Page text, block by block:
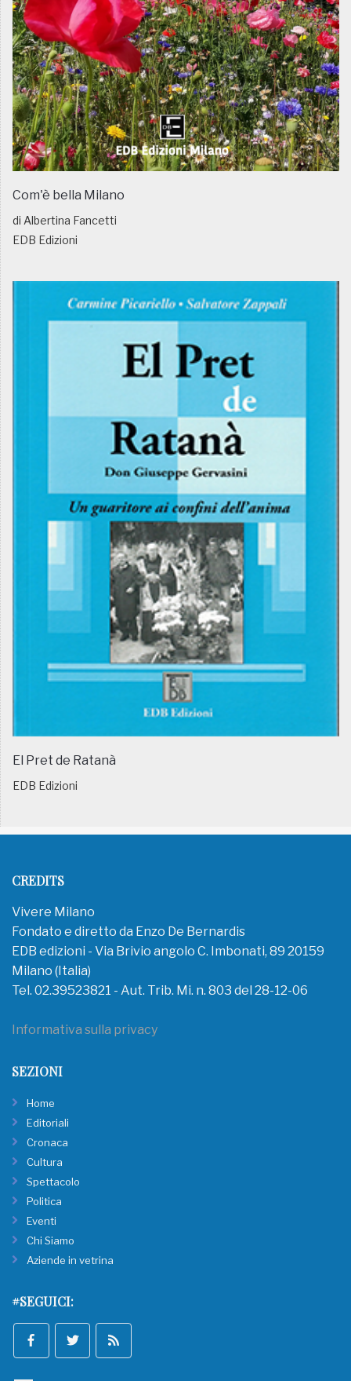
Com'è bella Milano
di Albertina Fancetti
EDB Edizioni
El Pret de Ratanà
EDB Edizioni
CREDITS
Vivere Milano
Fondato e diretto da Enzo De Bernardis
EDB edizioni - Via Brivio angolo C. Imbonati, 89 20159
Milano (Italia)
Tel. 02.39523821 - Aut. Trib. Mi. n. 803 del 28-12-06
Informativa sulla privacy
SEZIONI
Home
Editoriali
Cronaca
Cultura
Spettacolo
Politica
Eventi
Chi Siamo
Aziende in vetrina
#SEGUICI: